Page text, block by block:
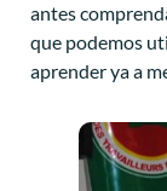
antes
que podemos
aprender ya a